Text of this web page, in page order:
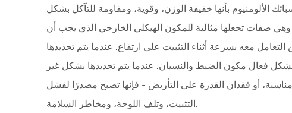
المتوسطة
مقابل
المشابك
النهائية:
النوعان
اللذان
يستخدمهما
كل
الألومنيوم بأنها خفيفة الوزن، وقوية، ومقاومة للتآكل بشكل
صفات تجعلها مثالية للمكون الهيكلي الخارجي الذي يجب أن
معه بسرعة أثناء التثبيت على ارتفاع. عندما يتم تحديدها
فعال مكون الضبط والنسيان. عندما يتم تحديدها بشكل غير
أو فقدان القدرة على التأريض - فإنها تصبح مصدرًا لفشل
التثبيت، وتلف اللوحة، ومخاطر السلامة.